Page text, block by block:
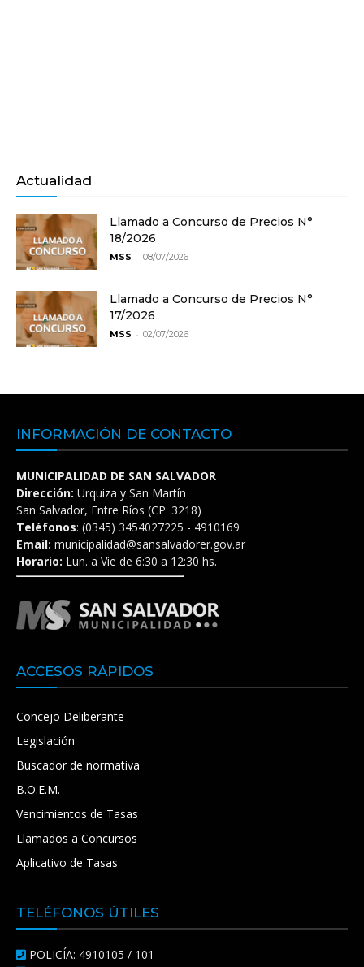
Actualidad
Llamado a Concurso de Precios N°
18/2026
MSS - 08/07/2026
Llamado a Concurso de Precios N°
17/2026
MSS - 02/07/2026
INFORMACIÓN DE CONTACTO
MUNICIPALIDAD DE SAN SALVADOR
Dirección: Urquiza y San Martín
San Salvador, Entre Ríos (CP: 3218)
Teléfonos: (0345) 3454027225 - 4910169
Email: municipalidad@sansalvadorer.gov.ar
Horario: Lun. a Vie de 6:30 a 12:30 hs.
ACCESOS RÁPIDOS
Concejo Deliberante
Legislación
Buscador de normativa
B.O.E.M.
Vencimientos de Tasas
Llamados a Concursos
Aplicativo de Tasas
TELÉFONOS ÚTILES
POLICÍA: 4910105 / 101